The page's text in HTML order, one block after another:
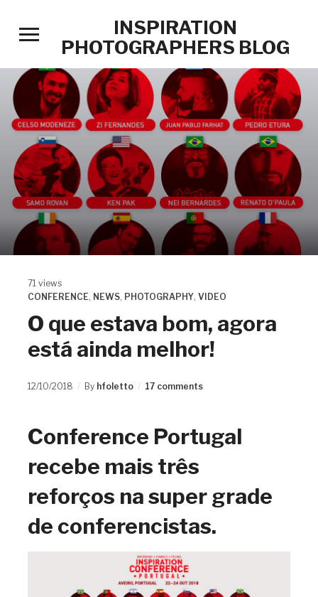
Toggle
&
navigation
INSPIRATION
PHOTOGRAPHERS BLOG
71 views
CONFERENCE, NEWS, PHOTOGRAPHY, VIDEO
O que estava bom, agora
está ainda melhor!
12/10/2018 By hfoletto 17 comments
Conference Portugal
recebe mais três
reforços na super grade
de conferencistas.